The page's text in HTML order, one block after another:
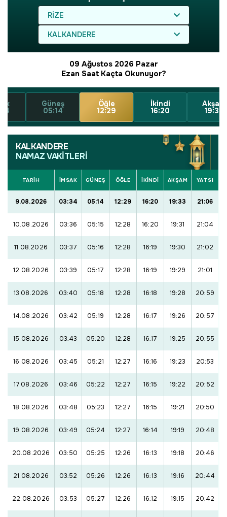
RIZE
KALKANDERE
09 Ağustos 2026 Pazar
Ezan Saat Kaçta Okunuyor?
Güneş
05:14
Öğle
12:29
İkindi
16:20
Akşam
19:33
KALKANDERE
NAMAZ VAKİTLERİ
TARİH İMSAK GÜNEŞ ÖĞLE İKINDI AKŞAM YATSI
9.08.2026 03:34 05:14 12:29 16:20 19:33 21:06
10.08.2026 03:36 05:15 12:28 16:20 19:31 21:04
11.08.2026 03:37 05:16 12:28 16:19 19:30 21:02
12.08.2026 03:39 05:17 12:28 16:19 19:29 21:01
13.08.2026 03:40 05:18 12:28 16:18 19:28 20:59
14.08.2026 03:42 05:19 12:28 16:17 19:26 20:57
15.08.2026 03:43 05:20 12:28 16:17 19:25 20:55
16.08.2026 03:45 05:21 12:27 16:16 19:23 20:53
17.08.2026 03:46 05:22 12:27 16:15 19:22 20:52
18.08.2026 03:48 05:23 12:27 16:15 19:21 20:50
19.08.2026 03:49 05:24 12:27 16:14 19:19 20:48
20.08.2026 03:50 05:25 12:26 16:13 19:18 20:46
21.08.2026 03:52 05:26 12:26 16:13 19:16 20:44
22.08.2026 03:53 05:27 12:26 16:12 19:15 20:42